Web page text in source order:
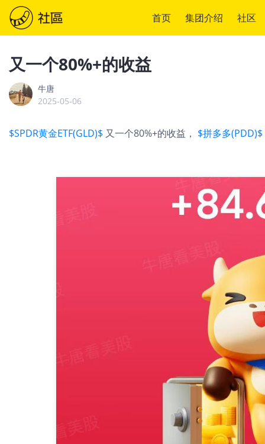
首页 集团介绍 社区
又一个80%+的收益
牛唐
2025-05-06
$SPDR黄金ETF(GLD)$ 又一个80%+的收益， $拼多多(PDD)$